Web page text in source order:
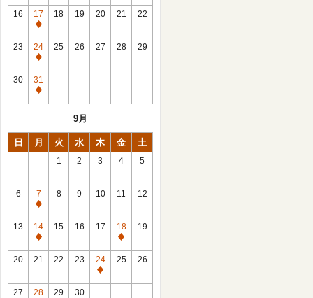
館
日
16
17
休
館
日
18 19 20 21 22
23
24
休
館
日
25 26 27 28 29
30
31
休
9月
日 月 火 水 木 金 土
1 2 3 4 5
6
7
休
館
日
8 9 10 11 12
13
14
休
館
15 16 17
18
休
館
19
20 21 22 23
24
休
25 26
27
28
29 30